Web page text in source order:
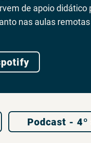
de apoio didático
nas aulas
Podcast - 4º